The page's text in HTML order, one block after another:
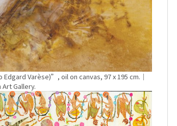
Varèse)”, oil on canvas, 97 x 195 cm.｜
Gallery.